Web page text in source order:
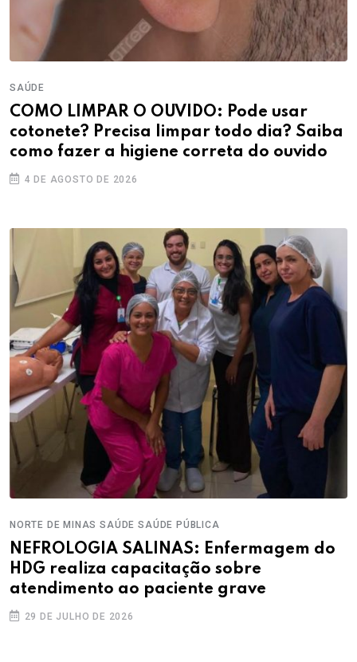
SAÚDE
COMO LIMPAR O OUVIDO: Pode usar
cotonete? Precisa limpar todo dia? Saiba
como fazer a higiene correta do ouvido
4 DE AGOSTO DE 2026
NORTE DE MINAS SAÚDE SAÚDE PÚBLICA
NEFROLOGIA SALINAS: Enfermagem do
HDG realiza capacitação sobre
atendimento ao paciente grave
29 DE JULHO DE 2026